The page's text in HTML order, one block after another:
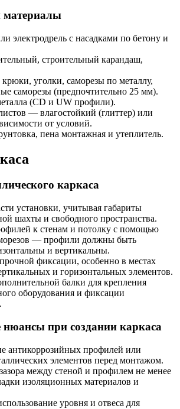
материалы
электродрель с насадками по бетону и
строительный карандаш,
уголки, саморезы по металлу,
саморезы (предпочтительно 25 мм).
(CD и UW профили).
— влагостойкий (глиттер) или
от условий.
пена монтажная и утеплитель.
каркаса
установки, учитывая габариты
шахты и свободного пространства.
к стенам и потолку с помощью
— профили должны быть
и вертикальны.
фиксации, особенно в местах
и горизонтальных элементов.
балки для крепления
оборудования и фиксации
при создании каркаса
антикоррозийных профилей или
элементов перед монтажом.
между стеной и профилем не менее
изоляционных материалов и
уровня и отвеса для